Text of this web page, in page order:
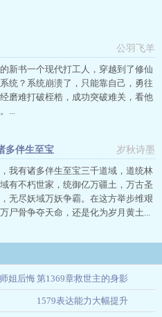
公羽飞羊
新书一个现代打工人，穿越到了修仙
统？系统崩溃了，只能靠自己，勇往
磨难打破桎梏，成功突破难关，看他
...
岁秋诗墨
多伴生至宝
我有诸多伴生至宝三千道域，道统林
有不朽世家，统御亿万疆土，万古圣
无尽妖域万妖争霸。在这方举步维艰
尸骨争夺天命，还是化为岁月黄土...
姐后悔第1369章救世主的身影
尊者朽
1579表达能力大幅提升